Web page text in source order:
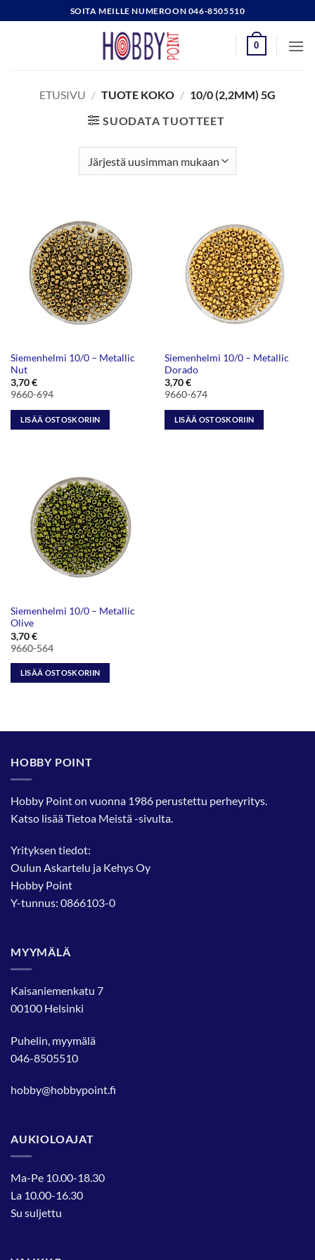
to
SOITA MEILLE NUMEROON 046-8505510
0
ETUSIVU / TUOTE KOKO / 10/0 (2,2MM) 5G
SUODATA TUOTTEET
Siemenhelmi 10/0 – Metallic
Nut
3,70€
9660-694
LISÄÄ OSTOSKORIIN
Siemenhelmi 10/0 – Metallic
Dorado
3,70€
9660-674
LISÄÄ OSTOSKORIIN
Siemenhelmi 10/0 – Metallic
Olive
3,70€
9660-564
LISÄÄ OSTOSKORIIN
HOBBY POINT
Hobby Point on vuonna 1986 perustettu perheyritys.
Katso lisääTietoa Meistä-sivulta.
Yrityksen tiedot:
Oulun Askartelu ja Kehys Oy
Hobby Point
Y-tunnus: 0866103-0
MYYMÄLÄ
Kaisaniemenkatu 7
00100 Helsinki
Puhelin, myymälä
046-8505510
hobby@hobbypoint.fi
AUKIOLOAJAT
Ma-Pe 10.00-18.30
La 10.00-16.30
Su suljettu